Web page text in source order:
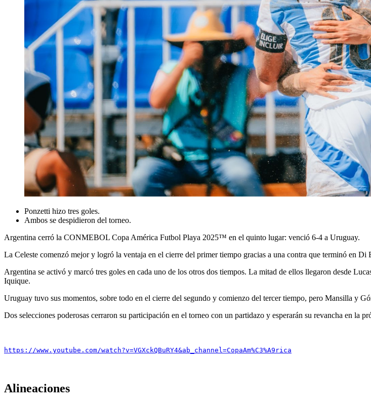
Ponzetti hizo tres goles.
Ambos se despidieron del torneo.
Argentina cerró la CONMEBOL Copa América Futbol Playa 2025™ en el quinto lugar: venció 6-4 a Uruguay.
La Celeste comenzó mejor y logró la ventaja en el cierre del primer tiempo gracias a una contra que terminó en Di
Argentina se activó y marcó tres goles en cada uno de los otros dos tiempos. La mitad de ellos llegaron desde
Iquique.
Uruguay tuvo sus momentos, sobre todo en el cierre del segundo y comienzo del tercer tiempo, pero Mansilla y
Dos selecciones poderosas cerraron su participación en el torneo con un partidazo y esperarán su revancha en
https://www.youtube.com/watch?v=VGXckQBuRY4&ab_channel=CopaAm%C3%A9rica
Alineaciones